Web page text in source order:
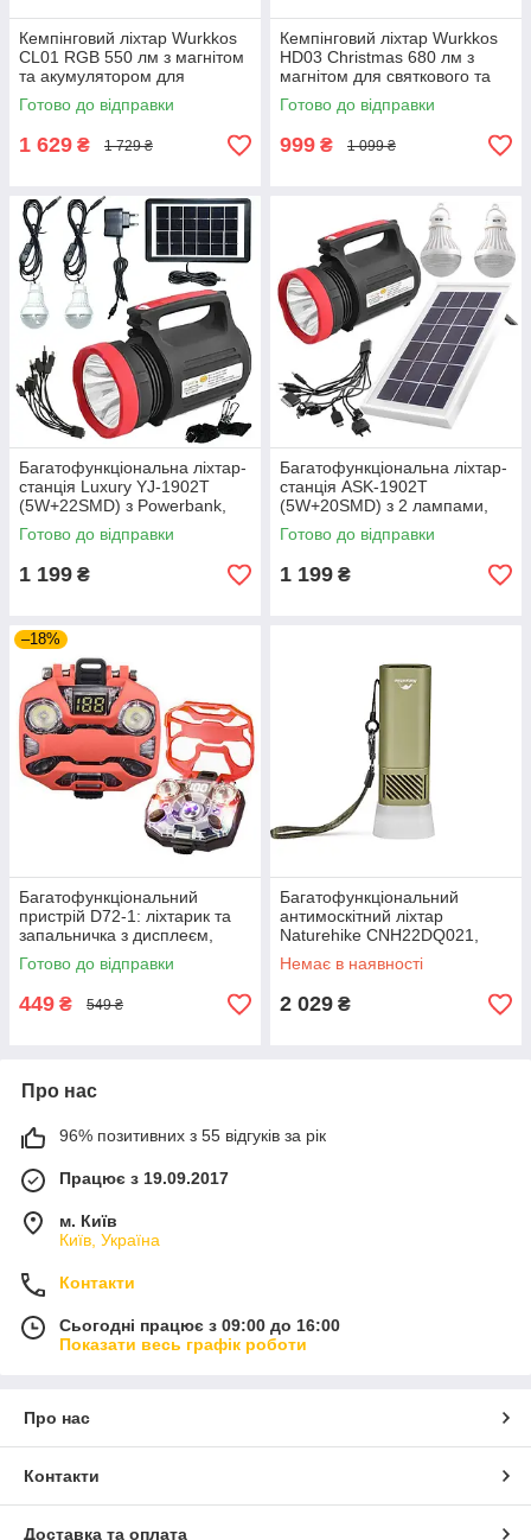
Кемпінговий ліхтар Wurkkos
CL01 RGB 550 лм з магнітом
та акумулятором для
яскравого освітлення вашого
табору вночі
Готово до відправки
1 629 ₴ 1 729 ₴
Кемпінговий ліхтар Wurkkos
HD03 Christmas 680 лм з
магнітом для святкового та
надійного освітлення у
походах вночі
Готово до відправки
999 ₴ 1 099 ₴
Багатофункціональна ліхтар-
станція Luxury YJ-1902T
(5W+22SMD) з Powerbank,
сонячною панеллю та 2
лампами
Готово до відправки
1 199 ₴
Багатофункціональна ліхтар-
станція ASK-1902T
(5W+20SMD) з 2 лампами,
Powerbank, сонячною
панеллю та мережевим ЗУ
Готово до відправки
1 199 ₴
–18%
Багатофункціональний
пристрій D72-1: ліхтарик та
запальничка з дисплеєм,
Type-C зарядкою та 7
режимами роботи
Готово до відправки
449 ₴ 549 ₴
Багатофункціональний
антимоскітний ліхтар
Naturehike CNH22DQ021,
кемпінгова акумуляторна
LED-лампа із пасткою для
Немає в наявності
2 029 ₴
Про нас
96% позитивних з 55 відгуків за рік
Працює з 19.09.2017
м. Київ
Київ, Україна
Контакти
Сьогодні працює з 09:00 до 16:00
Показати весь графік роботи
Про нас
Контакти
Доставка та оплата